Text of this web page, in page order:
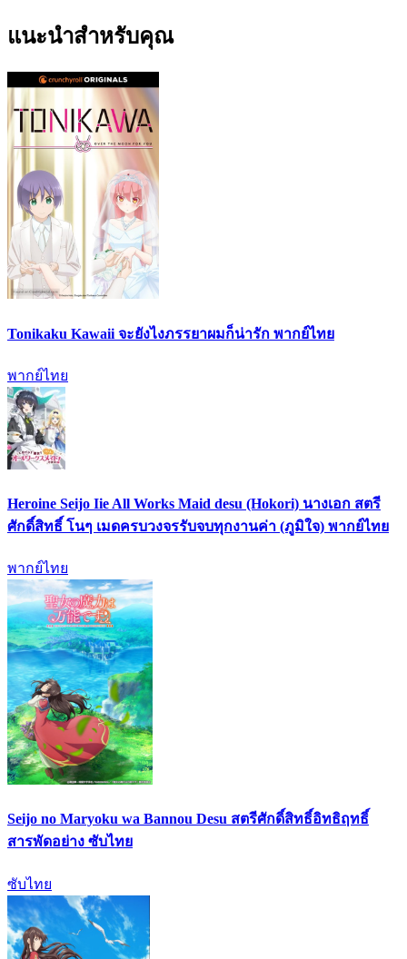
แนะนำสำหรับคุณ
Tonikaku Kawaii จะยังไงภรรยาผมก็น่ารัก พากย์ไทย
พากย์ไทย
Heroine Seijo Iie All Works Maid desu (Hokori) นางเอก สตรี
ศักดิ์สิทธิ์ โนๆ เมดครบวงจรรับจบทุกงานค่า (ภูมิใจ) พากย์ไทย
พากย์ไทย
Seijo no Maryoku wa Bannou Desu สตรีศักดิ์สิทธิ์อิทธิฤทธิ์
สารพัดอย่าง ซับไทย
ซับไทย